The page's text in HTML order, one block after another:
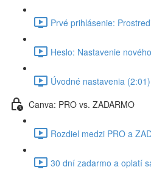
Prvé prihlásenie:
Heslo: Nastavenie
Úvodné nastavenia (2:01)
Canva: PRO vs. ZADARMO
Rozdiel medzi PRO a
30 dní zadarmo a oplatí